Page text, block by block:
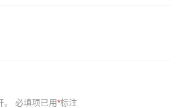
必填项已用*标注